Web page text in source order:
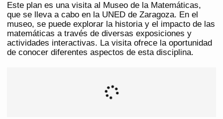
Este plan es una visita al Museo de la Matemáticas,
que se lleva a cabo en la UNED de Zaragoza. En el
museo, se puede explorar la historia y el impacto de las
matemáticas a través de diversas exposiciones y
actividades interactivas. La visita ofrece la oportunidad
de conocer diferentes aspectos de esta disciplina.